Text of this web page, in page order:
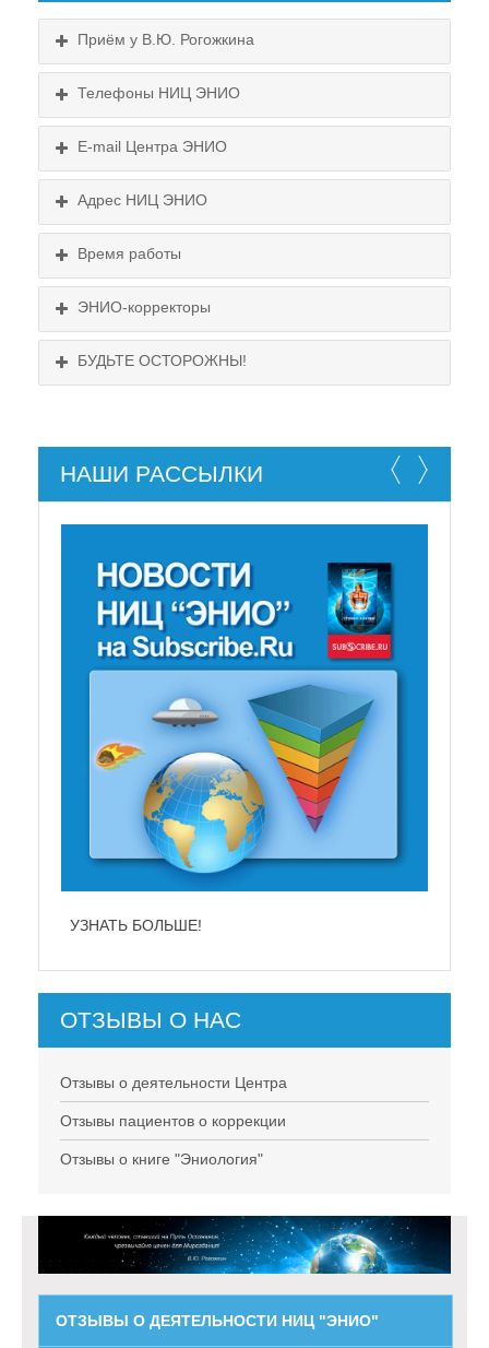
Схема проезда
Выходные:
Схема проезда
Выходные:
Приём у В.Ю. Рогожкина
Телефоны НИЦ ЭНИО
E-mail Центра ЭНИО
Адрес НИЦ ЭНИО
Время работы
ЭНИО-корректоры
БУДЬТЕ ОСТОРОЖНЫ!
НАШИ РАССЫЛКИ
УЗНАТЬ БОЛЬШЕ!
ОТЗЫВЫ О НАС
Отзывы о деятельности Центра
Отзывы пациентов о коррекции
Отзывы о книге "Эниология"
ОТЗЫВЫ О ДЕЯТЕЛЬНОСТИ НИЦ "ЭНИО"